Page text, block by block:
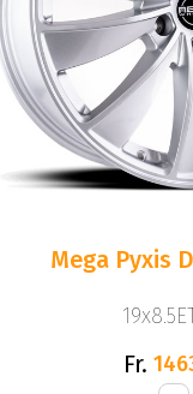
Mega Pyxis
Fr.